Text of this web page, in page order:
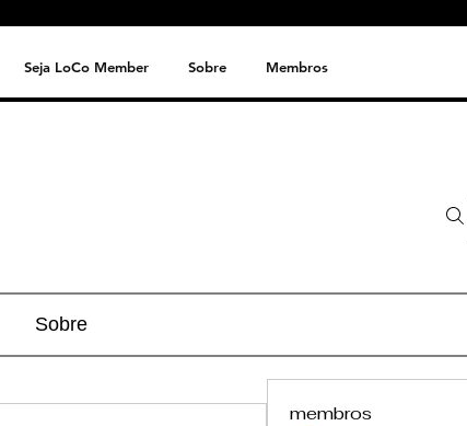
Seja LoCo Member Sobre Membros
Sobre
membros